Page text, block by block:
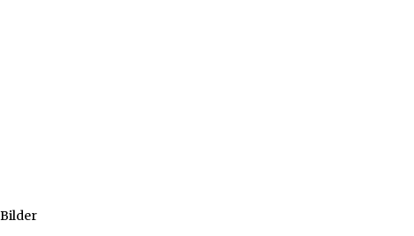
Bilder